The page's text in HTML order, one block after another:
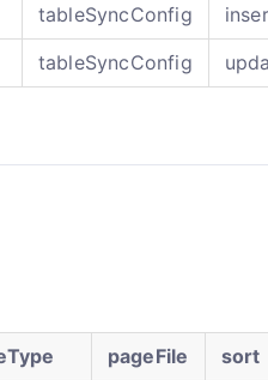
tableSyncConfig
tableSyncConfig
pageFile sort